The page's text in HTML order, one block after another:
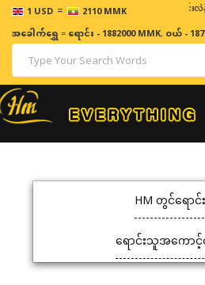
1 USD = 2110 MMK
ဈေးနှုန်းများသည် အချိန်နှင့် အမျှပြောင်း
အခေါက်ရွှေ=ရောင်း - 1882000 MMK, ဝယ် -
HM တွင်ရောင်
ရောင်းသူအကောင့်